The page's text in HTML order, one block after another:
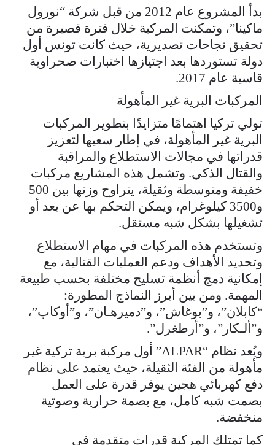
بدأ المشروع عام 2012 من قبل شركة “نورول
ماكينا”، وتمكنت المركبة خلال فترة قصيرة من
تحقيق نجاحات تصديرية، حيث كانت تونس أول
دولة تستوردها بعد اجتيازها اختبارات صحراوية
قاسية عام 2017.
المركبات البرية غير المأهولة
تولي تركيا اهتمامًا متزايدًا بتطوير المركبات
البرية غير المأهولة، في إطار سعيها لتعزيز
قدراتها في مجالات الاستطلاع والمراقبة
والقتال الذكي. وتشمل هذه المشاريع مركبات
خفيفة ومتوسطة وثقيلة، يتراوح وزنها بين 500
و3500 كيلوغرام، ويمكن التحكم بها عن بعد أو
تشغيلها بشكل شبه مستقل.
وتستخدم هذه المركبات في مهام الاستطلاع
وتحديد الأهداف ودعم العمليات القتالية، مع
إمكانية دمج أنظمة تسليح مختلفة بحسب طبيعة
المهمة. ومن بين أبرز النماذج المطورة:
“كابلان”، و”بوغاش”، و”دميرهـان”، و”أوكاب”،
و”ألـكار”، و”أرطغرل”.
ويُعد نظام “ALPAR” أول مركبة برية تركية غير
مأهولة من الفئة الثقيلة، حيث يعتمد على نظام
دفع كهربائي هجين يوفر قدرة على العمل
بصمت شبه كامل، مع بصمة حرارية وصوتية
منخفضة.
كما تمتلك المركبة قدرات متقدمة في